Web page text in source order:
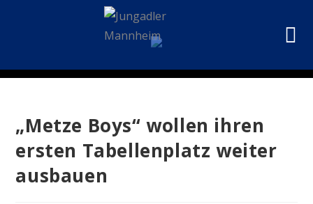
„Metze Boys“ wollen ihren
ersten Tabellenplatz weiter
ausbauen